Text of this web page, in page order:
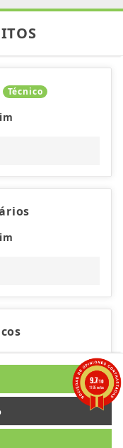
Técnico
9.7/10
1195 notas